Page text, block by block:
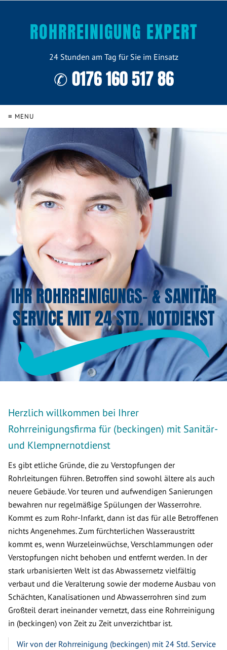
ROHRREINIGUNG EXPERT
24 Stunden am Tag für Sie im Einsatz
✆ 0176 160 517 86
≡ MENU
IHR ROHRREINIGUNGS- & SANITÄR
SERVICE MIT 24 STD. NOTDIENST
Herzlich willkommen bei Ihrer
Rohrreinigungsfirma für (beckingen) mit Sanitär-
und Klempnernotdienst
Es gibt etliche Gründe, die zu Verstopfungen der
Rohrleitungen führen. Betroffen sind sowohl ältere als auch
neuere Gebäude. Vor teuren und aufwendigen Sanierungen
bewahren nur regelmäßige Spülungen der Wasserrohre.
Kommt es zum Rohr-Infarkt, dann ist das für alle Betroffenen
nichts Angenehmes. Zum fürchterlichen Wasseraustritt
kommt es, wenn Wurzeleinwüchse, Verschlammungen oder
Verstopfungen nicht behoben und entfernt werden. In der
stark urbanisierten Welt ist das Abwassernetz vielfältig
verbaut und die Veralterung sowie der moderne Ausbau von
Schächten, Kanalisationen und Abwasserrohren sind zum
Großteil derart ineinander vernetzt, dass eine Rohrreinigung
in (beckingen) von Zeit zu Zeit unverzichtbar ist.
Wir von der Rohrreinigung (beckingen) mit 24 Std. Service